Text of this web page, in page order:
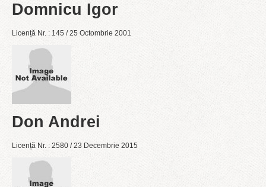
Domnicu Igor
Licență Nr. : 145 / 25 Octombrie 2001
Don Andrei
Licență Nr. : 2580 / 23 Decembrie 2015